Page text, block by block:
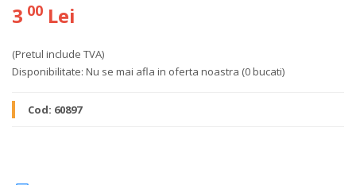
3 00 Lei
(Pretul include TVA)
Disponibilitate: Nu se mai afla in oferta noastra (0 bucati)
Cod: 60897